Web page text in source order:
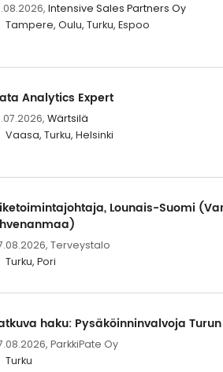
Intensive Sales Partners Oy
Tampere, Oulu, Turku, Espoo
Analytics Expert
Wärtsilä
Vaasa, Turku, Helsinki
Lounais-Suomi
Terveystalo
Turku, Pori
haku: Pysäköinninvalvoja
ParkkiPate Oy
Turku